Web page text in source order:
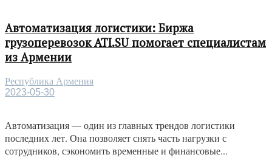
Автоматизация логистики: Биржа
грузоперевозок ATI.SU помогает специалистам
из Армении
Республика Армения
2023-05-30
Автоматизация — один из главных трендов логистики
последних лет. Она позволяет снять часть нагрузки с
сотрудников, сэкономить временные и финансовые...